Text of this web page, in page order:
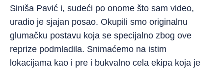
Siniša Pavić i, sudeći po onome što sam video,
uradio je sjajan posao. Okupili smo originalnu
glumačku postavu koja se specijalno zbog ove
reprize podmladila. Snimaćemo na istim
lokacijama kao i pre i bukvalno cela ekipa koja je